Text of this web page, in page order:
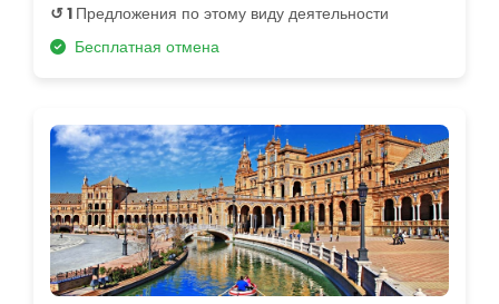
↺ 1 Предложения по этому виду деятельности
Бесплатная отмена